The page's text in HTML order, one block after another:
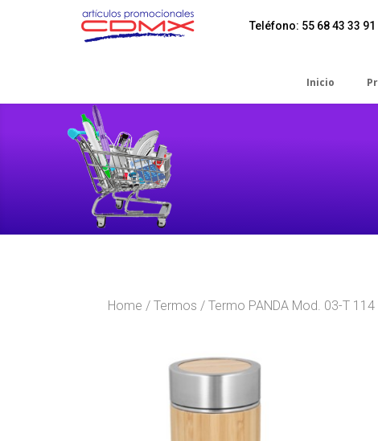
Teléfono: 55 68 43 33 91
Inicio
Home /Termos / Termo PANDA Mod. 03-T 114